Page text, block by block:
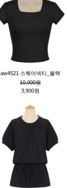
aw4521 스퀘어넥티_블랙
10,000원
3,900원